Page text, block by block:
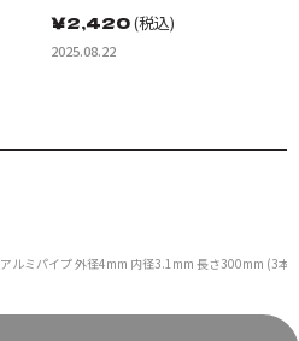
チ(0.36mm) 長さ12インチ
(300mm)(1本入り)
￥2,420(税込)
2025.08.22
アルミパイプ 外径4mm 内径3.1mm 長さ300mm (3本